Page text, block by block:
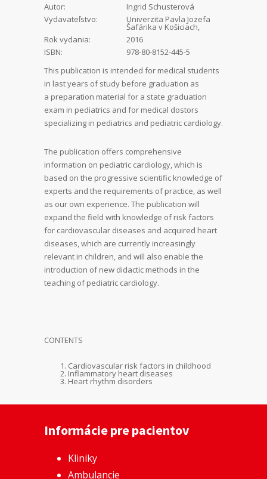
Autor:
Ingrid Schusterová
Vydavateľstvo:
Univerzita Pavla Jozefa
Šafárika v Košiciach,
Rok vydania:
2016
ISBN:
978-80-8152-445-5
This publication is intended for medical students
in last years of study before graduation as
a preparation material for a state graduation
exam in pediatrics and for medical dostors
specializing in pediatrics and pediatric cardiology.
The publication offers comprehensive
information on pediatric cardiology, which is
based on the progressive scientific knowledge of
experts and the requirements of practice, as well
as our own experience. The publication will
expand the field with knowledge of risk factors
for cardiovascular diseases and acquired heart
diseases, which are currently increasingly
relevant in children, and will also enable the
introduction of new didactic methods in the
teaching of pediatric cardiology.
CONTENTS
Cardiovascular risk factors in childhood
Inflammatory heart diseases
Heart rhythm disorders
Informácie pre pacientov
Kliniky
Ambulancie